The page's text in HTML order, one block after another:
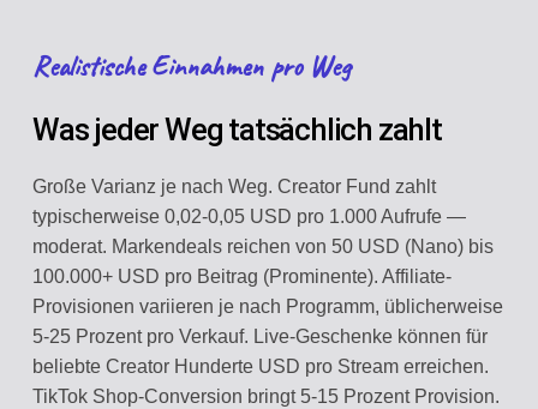
Realistische Einnahmen pro Weg
Was jeder Weg tatsächlich zahlt
Große Varianz je nach Weg. Creator Fund zahlt
typischerweise 0,02-0,05 USD pro 1.000 Aufrufe —
moderat. Markendeals reichen von 50 USD (Nano) bis
100.000+ USD pro Beitrag (Prominente). Affiliate-
Provisionen variieren je nach Programm, üblicherweise
5-25 Prozent pro Verkauf. Live-Geschenke können für
beliebte Creator Hunderte USD pro Stream erreichen.
TikTok Shop-Conversion bringt 5-15 Prozent Provision.